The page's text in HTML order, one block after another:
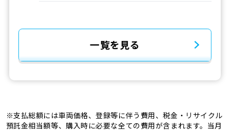
一覧を見る
※支払総額には車両価格、登録等に伴う費用、税金・リサイクル
預託金相当額等、購入時に必要な全ての費用が含まれます。当月